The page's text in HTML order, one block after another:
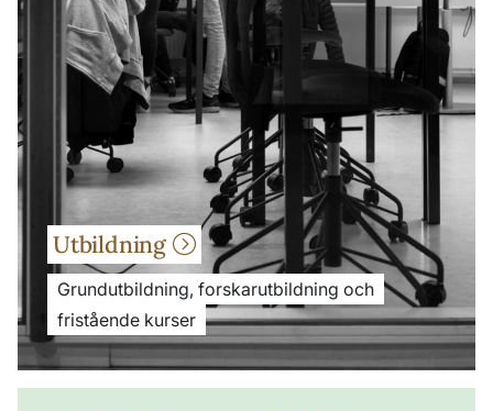
Utbildning
Grundutbildning, forskarutbildning och
fristående kurser